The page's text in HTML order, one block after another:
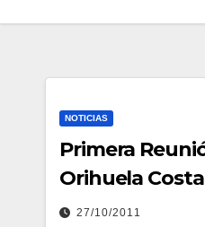
NOTICIAS
Primera
Orihuela
27/10/2011